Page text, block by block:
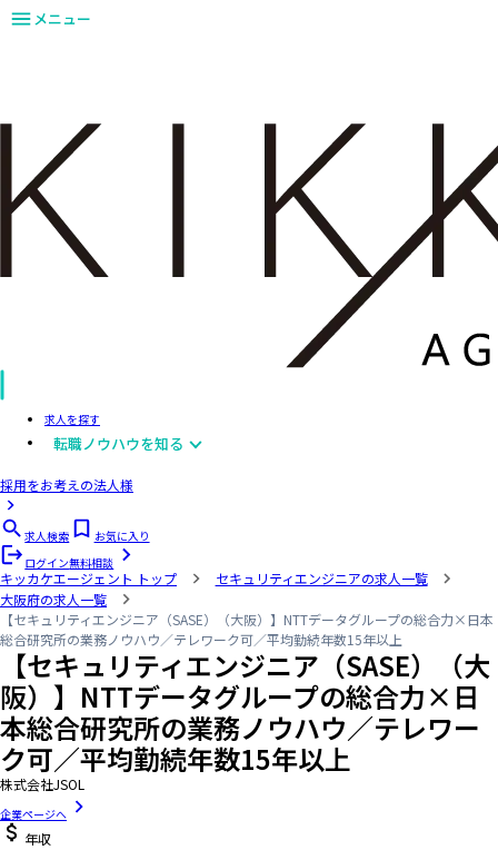
メニュー
求人を探す
転職ノウハウを知る
採用をお考えの法人様
求人検索
お気に入り
ログイン無料相談
キッカケエージェント トップ
セキュリティエンジニアの求人一覧
大阪府の求人一覧
【セキュリティエンジニア（SASE）（大阪）】NTTデータグループの総合力×日本
総合研究所の業務ノウハウ／テレワーク可／平均勤続年数15年以上
【セキュリティエンジニア（SASE）（大
阪）】NTTデータグループの総合力×日
本総合研究所の業務ノウハウ／テレワー
ク可／平均勤続年数15年以上
株式会社JSOL
企業ページへ
年収